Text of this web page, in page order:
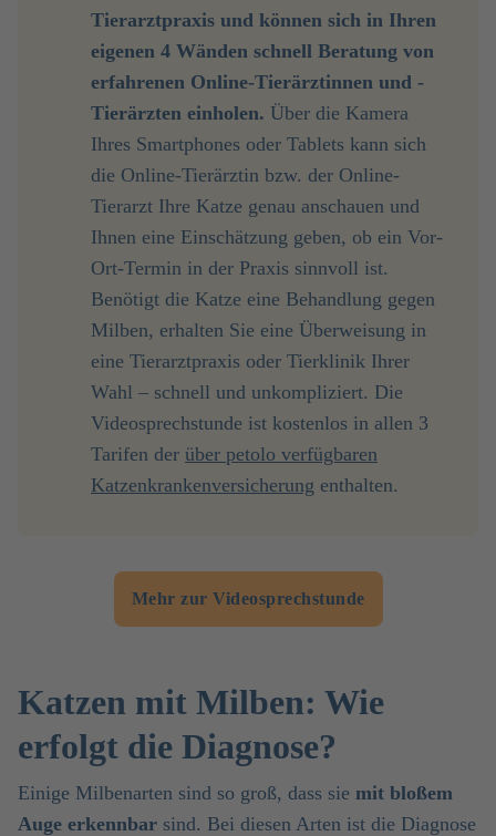
Tierarztpraxis und können sich in Ihren
eigenen 4 Wänden schnell Beratung von
erfahrenen Online-Tierärztinnen und -
Tierärzten einholen. Über die Kamera
Ihres Smartphones oder Tablets kann sich
die Online-Tierärztin bzw. der Online-
Tierarzt Ihre Katze genau anschauen und
Ihnen eine Einschätzung geben, ob ein Vor-
Ort-Termin in der Praxis sinnvoll ist.
Benötigt die Katze eine Behandlung gegen
Milben, erhalten Sie eine Überweisung in
eine Tierarztpraxis oder Tierklinik Ihrer
Wahl – schnell und unkompliziert. Die
Videosprechstunde ist kostenlos in allen 3
Tarifen der über petolo verfügbaren
Katzenkrankenversicherung enthalten.
Mehr zur Videosprechstunde
Katzen mit Milben: Wie
erfolgt die Diagnose?
Einige Milbenarten sind so groß, dass sie mit bloßem
Auge erkennbar sind. Bei diesen Arten ist die Diagnose